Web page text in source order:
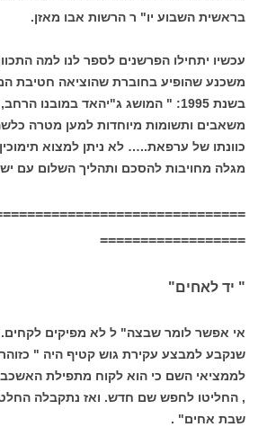
בראשית השבוע יו" ר הרשות אבו מאזן.
עכשיו יתחילו הפרשנים לספר לנו למה
משכנע שהופיע בחוברת שהוציאה חטיבת
בשנת 1995: " המושג ג"יהאד במובנו
משאבים ותשומות מיוחדות למען מטרה
כוונתו של ערפאת..… לא ניתן למצוא
מגלה מחויבות להסכם ותהליך השלום עם
==================
" יד לאחים"
אי אפשר לומר שבצה" ל לא מפיקים
שנקבע למבצע עקירת גוש קטיף היה "
לממציאי השם כי הוא לקוח מתפילת
, החליטו לחפש שם חדש. ואז נתקבלה
שבת אחים" .